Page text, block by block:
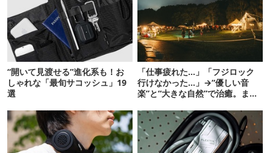
“開いて見渡せる”進化系も！お
しゃれな「最旬サコッシュ」19
選
「仕事疲れた…」「フジロック
行けなかった…」→“優しい音
楽”と“大きな自然”で治癒。まだ